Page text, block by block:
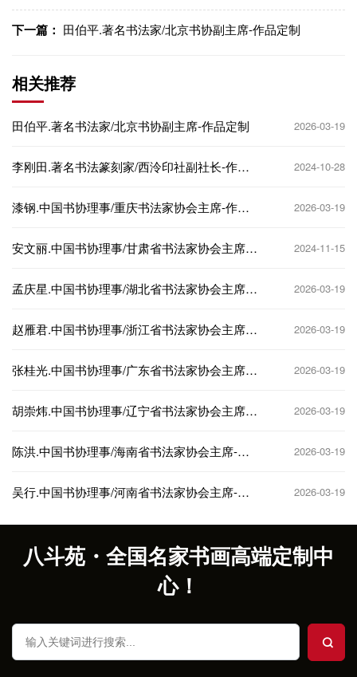
下一篇： 田伯平.著名书法家/北京书协副主席-作品定制
相关推荐
田伯平.著名书法家/北京书协副主席-作品定制 2026-03-19
李刚田.著名书法篆刻家/西泠印社副社长-作品
2024-10-28
漆钢.中国书协理事/重庆书法家协会主席-作品
2026-03-19
安文丽.中国书协理事/甘肃省书法家协会主席-
2024-11-15
孟庆星.中国书协理事/湖北省书法家协会主席-
2026-03-19
赵雁君.中国书协理事/浙江省书法家协会主席-
2026-03-19
张桂光.中国书协理事/广东省书法家协会主席-
2026-03-19
胡崇炜.中国书协理事/辽宁省书法家协会主席-
2026-03-19
陈洪.中国书协理事/海南省书法家协会主席-作
2026-03-19
吴行.中国书协理事/河南省书法家协会主席-作
2026-03-19
八斗苑・全国名家书画高端定制中
心！